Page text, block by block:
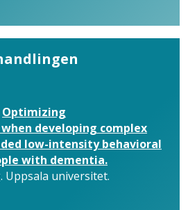
Optimizing
developing complex
low-intensity behavioral
with dementia.
Uppsala universitet.